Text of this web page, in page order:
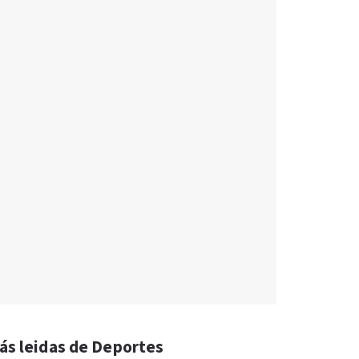
leidas de Deportes